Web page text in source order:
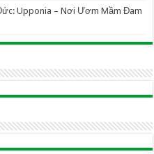
Upponia – Nơi Ươm Mầm Đam